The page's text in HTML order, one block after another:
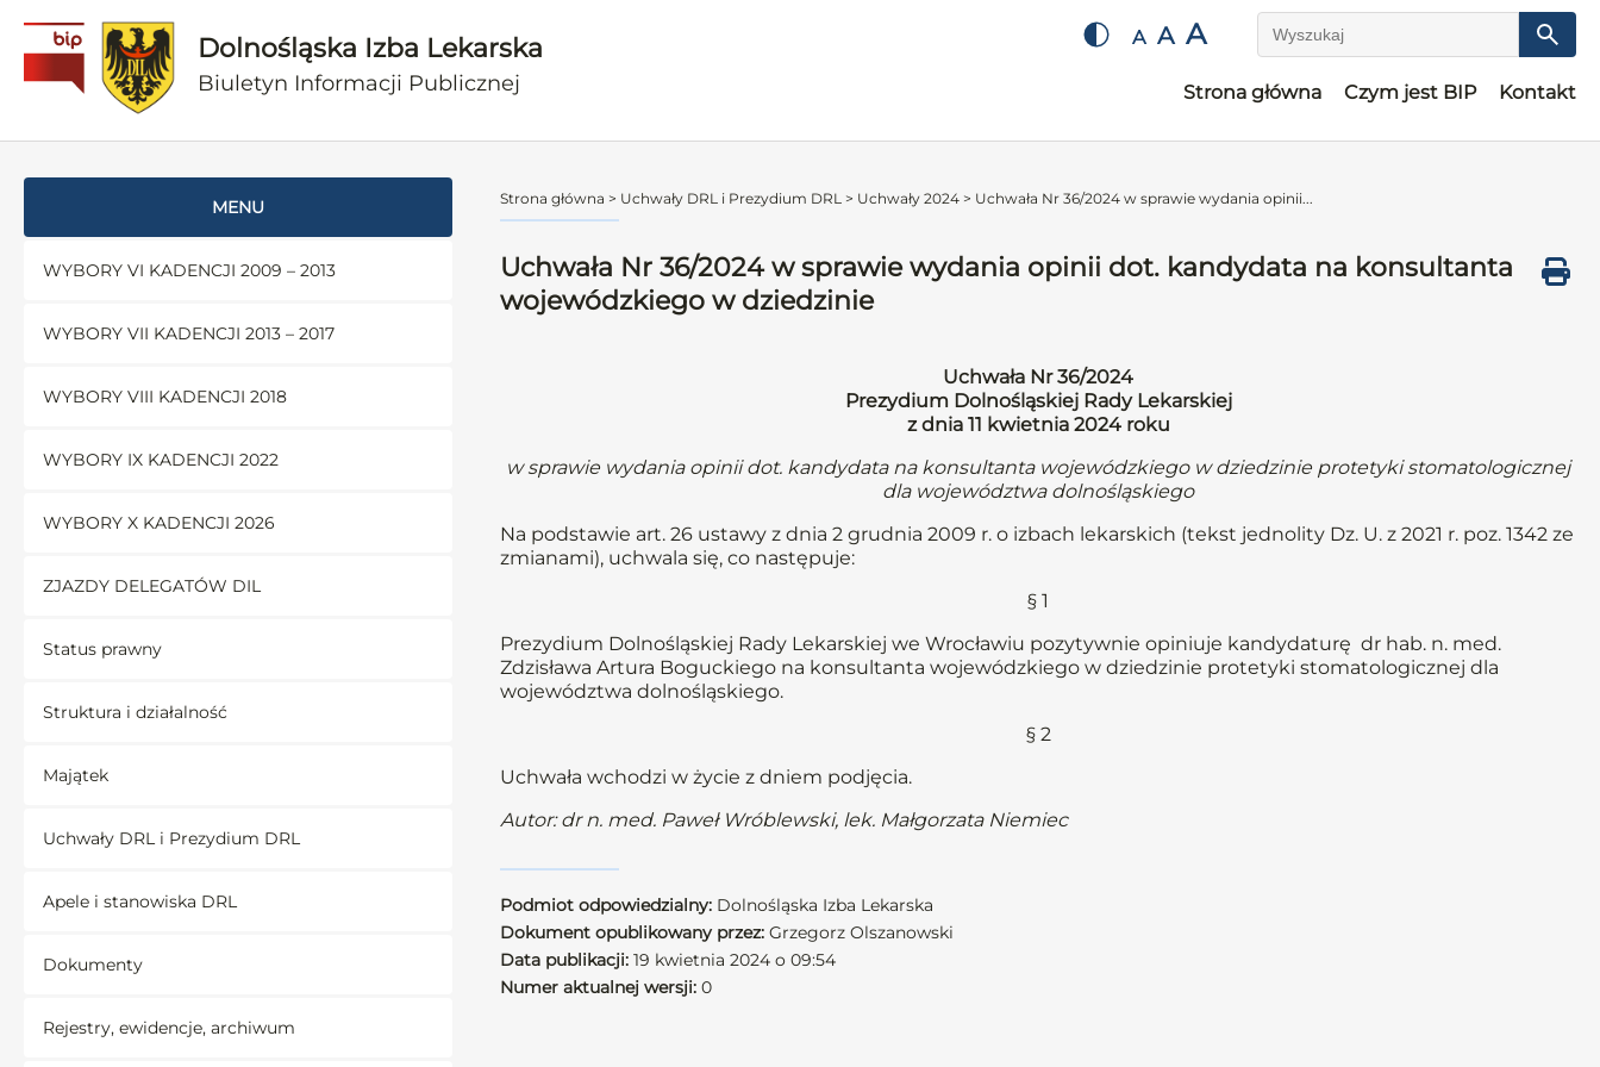
Dolnośląska Izba Lekarska
Biuletyn Informacji Publicznej
A A A Wyszukaj
Strona główna Czym jest BIP Kontakt
MENU
WYBORY VI KADENCJI 2009 – 2013
WYBORY VII KADENCJI 2013 – 2017
WYBORY VIII KADENCJI 2018
WYBORY IX KADENCJI 2022
WYBORY X KADENCJI 2026
ZJAZDY DELEGATÓW DIL
Status prawny
Struktura i działalność
Majątek
Uchwały DRL i Prezydium DRL
Apele i stanowiska DRL
Dokumenty
Rejestry, ewidencje, archiwum
Strona główna > Uchwały DRL i Prezydium DRL > Uchwały 2024 > Uchwała Nr 36/2024 w sprawie wydania opinii...
Uchwała Nr 36/2024 w sprawie wydania opinii dot. kandydata na konsultanta
wojewódzkiego w dziedzinie
Uchwała Nr 36/2024
Prezydium Dolnośląskiej Rady Lekarskiej
z dnia 11 kwietnia 2024 roku
w sprawie wydania opinii dot. kandydata na konsultanta wojewódzkiego w dziedzinie protetyki stomatologicznej
dla województwa dolnośląskiego
Na podstawie art. 26 ustawy z dnia 2 grudnia 2009 r. o izbach lekarskich (tekst jednolity Dz. U. z 2021 r. poz. 1342 ze
zmianami), uchwala się, co następuje:
§ 1
Prezydium Dolnośląskiej Rady Lekarskiej we Wrocławiu pozytywnie opiniuje kandydaturę dr hab. n. med.
Zdzisława Artura Boguckiego na konsultanta wojewódzkiego w dziedzinie protetyki stomatologicznej dla
województwa dolnośląskiego.
§ 2
Uchwała wchodzi w życie z dniem podjęcia.
Autor: dr n. med. Paweł Wróblewski, lek. Małgorzata Niemiec
Podmiot odpowiedzialny: Dolnośląska Izba Lekarska
Dokument opublikowany przez: Grzegorz Olszanowski
Data publikacji: 19 kwietnia 2024 o 09:54
Numer aktualnej wersji: 0